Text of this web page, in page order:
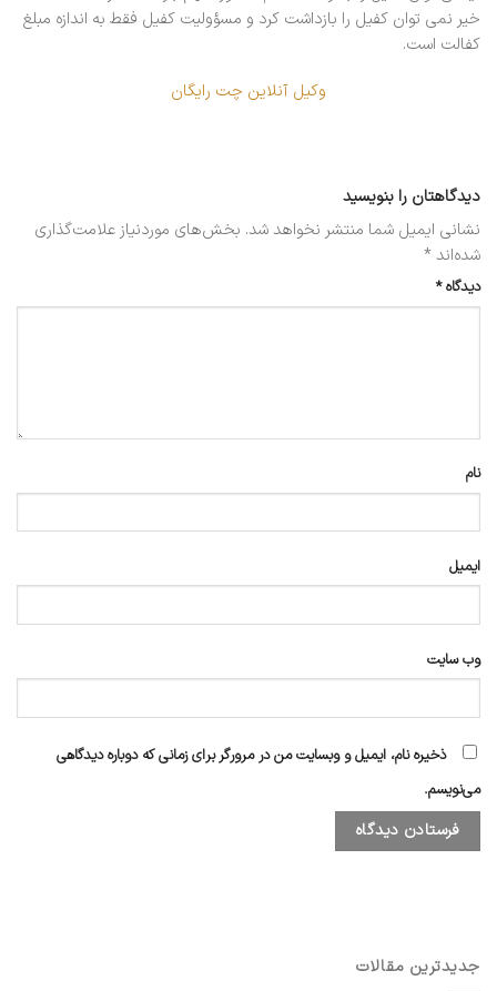
جدیدترین مقالات
خیر نمی توان کفیل را بازداشت کرد و مسؤولیت کفیل فقط به اندازه مبلغ
کفالت است.
وکیل آنلاین چت رایگان
دیدگاهتان را بنویسید
نشانی ایمیل شما منتشر نخواهد شد. بخش‌های موردنیاز علامت‌گذاری
شده‌اند*
دیدگاه*
نام
ایمیل
وب‌ سایت
ذخیره نام، ایمیل و وبسایت من در مرورگر برای زمانی که دوباره دیدگاهی
می‌نویسم.